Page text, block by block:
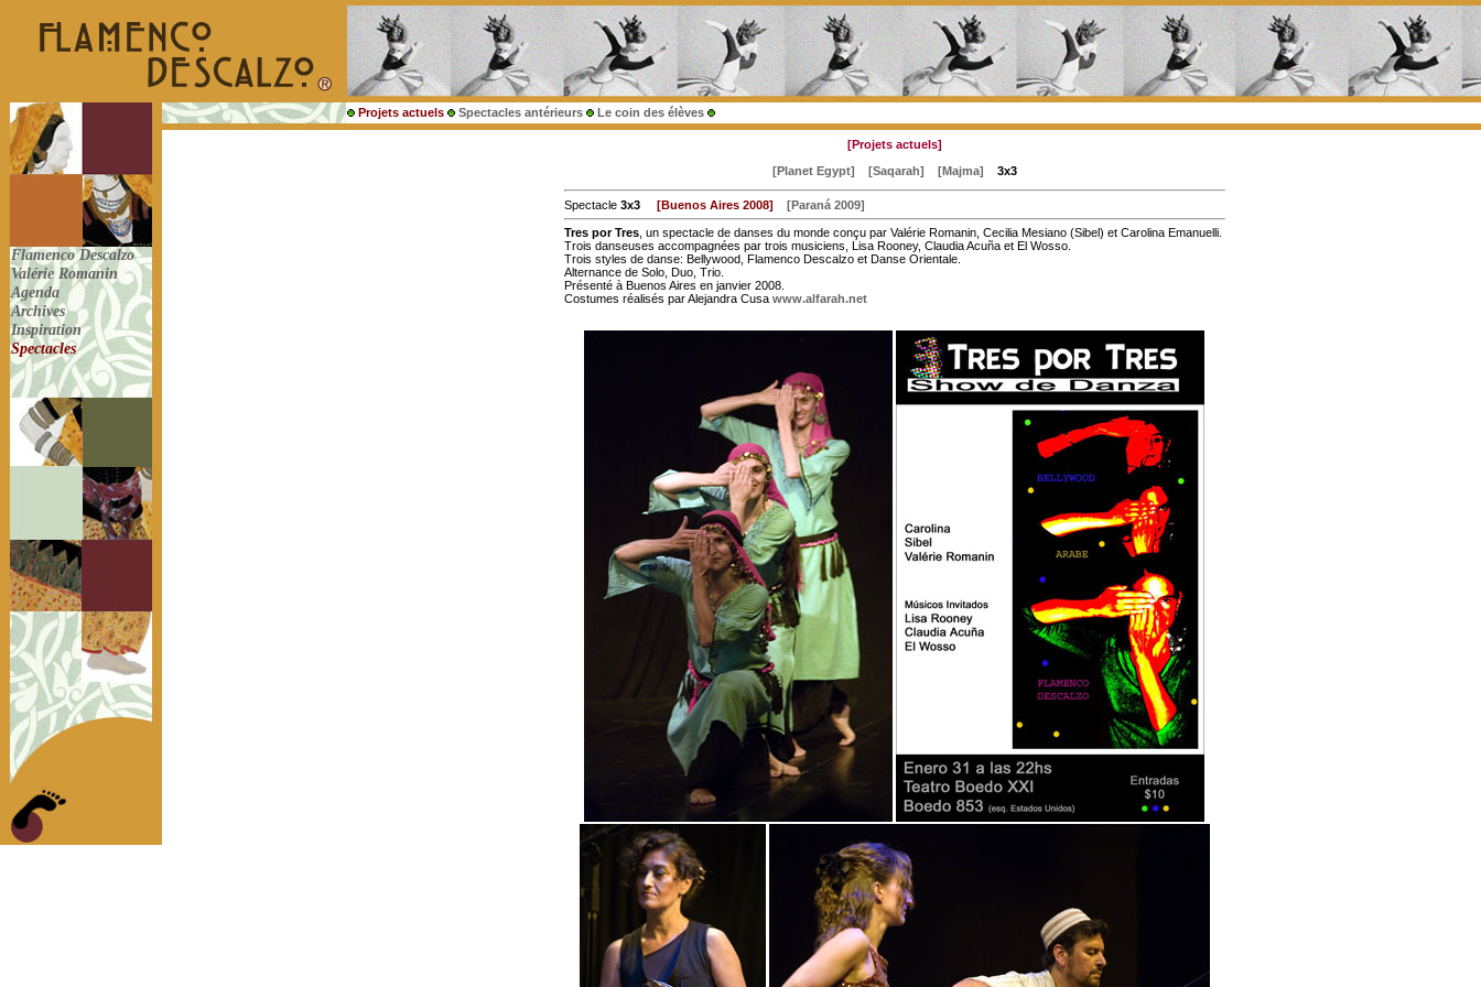
Projets actuels Spectacles antérieurs Le coin des élèves
Flamenco Descalzo
Valérie Romanin
Agenda
Archives
Inspiration
Spectacles
[Projets actuels]
[Planet Egypt]
[Saqarah] [Majma] 3x3
Spectacle 3x3 [Buenos Aires 2008] [Paraná 2009]
Tres por Tres, un spectacle de danses du monde conçu par Valérie Romanin, Cecilia Mesiano (Sibel) et Carolina Emanuelli.
Trois danseuses accompagnées par trois musiciens, Lisa Rooney, Claudia Acuña et El Wosso.
Trois styles de danse: Bellywood, Flamenco Descalzo et Danse Orientale.
Alternance de Solo, Duo, Trio.
Présenté à Buenos Aires en janvier 2008.
Costumes réalisés par Alejandra Cusa www.alfarah.net